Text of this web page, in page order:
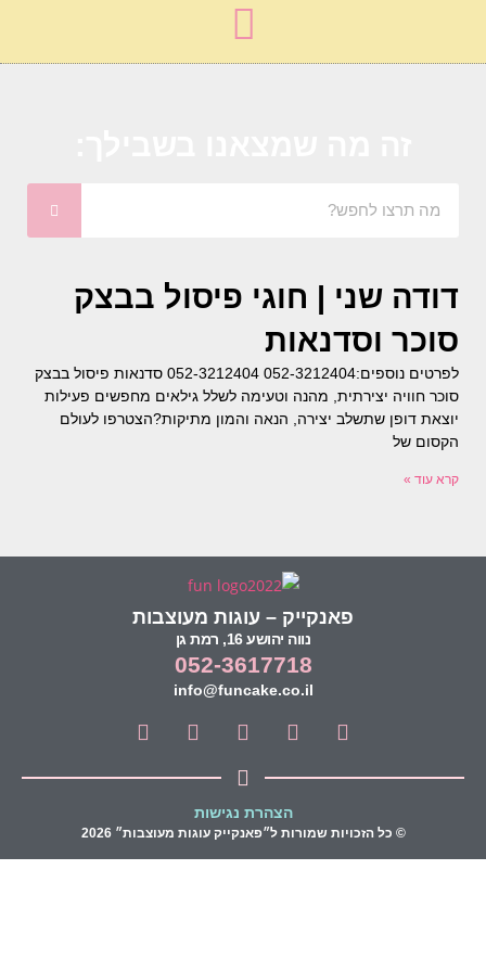
דודה שני | חוגי פיסול בבצק
סוכר וסדנאות
לפרטים נוספים:052-3212404 052-3212404 סדנאות פיסול בבצק
סוכר חוויה יצירתית, מהנה וטעימה לשלל גילאים מחפשים פעילות
יוצאת דופן שתשלב יצירה, הנאה והמון מתיקות?הצטרפו לעולם
הקסום של
קרא עוד »
פאנקייק – עוגות מעוצבות
נווה יהושע 16, רמת גן
052-3617718
info@funcake.co.il
הצהרת נגישות
© כל הזכויות שמורות ל״פאנקייק עוגות מעוצבות״ 2026